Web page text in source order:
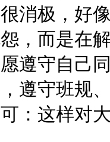
消极，好
，而是在
遵守自己
遵守班规
：这样对